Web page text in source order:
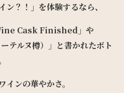
ン？！」を体験するなら、
Cask Finished」や
テルヌ樽）」と書かれたボト
ンの華やかさ。